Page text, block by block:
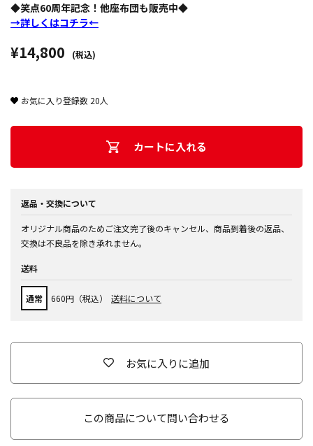
◆笑点60周年記念！他座布団も販売中◆
→詳しくはコチラ←
¥14,800 (税込)
お気に入り登録数 20人
カートに入れる
返品・交換について
オリジナル商品のためご注文完了後のキャンセル、商品到着後の返品、
交換は不良品を除き承れません。
送料
通常 660円（税込） 送料について
お気に入りに追加
この商品について問い合わせる